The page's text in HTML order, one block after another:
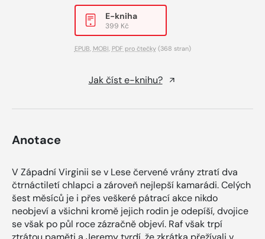
E-kniha
399 Kč
EPUB MOBI PDF pro čtečky(368 stran)
Jak číst e-knihu?
Anotace
V Západní Virginii se v Lese červené vrány ztratí dva
čtrnáctiletí chlapci a zároveň nejlepší kamarádi. Celých
šest měsíců je i přes veškeré pátrací akce nikdo
neobjeví a všichni kromě jejich rodin je odepíší, dvojice
se však po půl roce zázračně objeví. Raf však trpí